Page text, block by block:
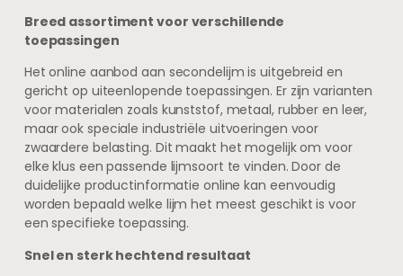
Breed assortiment voor verschillende
toepassingen
Het online aanbod aan secondelijm is uitgebreid en
gericht op uiteenlopende toepassingen. Er zijn varianten
voor materialen zoals kunststof, metaal, rubber en leer,
maar ook speciale industriële uitvoeringen voor
zwaardere belasting. Dit maakt het mogelijk om voor
elke klus een passende lijmsoort te vinden. Door de
duidelijke productinformatie online kan eenvoudig
worden bepaald welke lijm het meest geschikt is voor
een specifieke toepassing.
Snel en sterk hechtend resultaat